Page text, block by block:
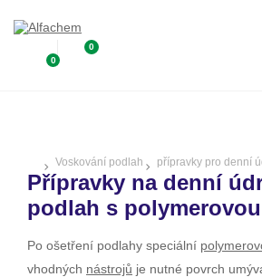
0
0
Voskování podlah přípravky pro denní
Přípravky na denní
podlah s
Po ošetření podlahy speciální
vhodných nástrojů je nutné povrch